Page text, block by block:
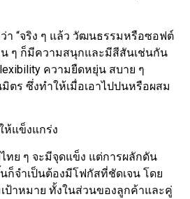
ว่า “จริง ๆ แล้ว วัฒนธรรมหรือซอฟต์
น ๆ ก็มีความสนุกและมีสีสันเช่นกัน
ความยืดหยุ่น สบาย ๆ
ตร ซึ่งทำให้เมื่อเอาไปปนหรือผสม
ห้แข็งแกร่ง
ทย ๆ จะมีจุดแข็ง แต่การผลักดัน
ก็จำเป็นต้องมีโฟกัสที่ชัดเจน โดย
ป้าหมาย ทั้งในส่วนของลูกค้าและคู่